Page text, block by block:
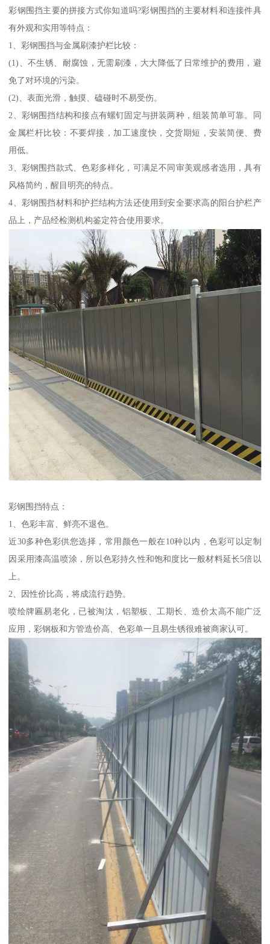
彩钢围挡主要的拼接方式你知道吗?彩钢围挡的主要材料和连接件具
有外观和实用等特点：
1、彩钢围挡与金属刷漆护栏比较：
(1)、不生锈、耐腐蚀，无需刷漆，大大降低了日常维护的费用，避
免了对环境的污染。
(2)、表面光滑，触摸、磕碰时不易受伤。
2、彩钢围挡结构和接点有螺钉固定与拼装两种，组装简单可靠。同
金属栏杆比较：不要焊接，加工速度快，交货期短，安装简便、费
用低。
3、彩钢围挡款式、色彩多样化，可满足不同审美观感者选用，具有
风格简约，醒目明亮的特点。
4、彩钢围挡材料和护拦结构方法还使用到安全要求高的阳台护栏产
品上，产品经检测机构鉴定符合使用要求。
彩钢围挡特点：
1、色彩丰富、鲜亮不退色。
近30多种色彩供您选择，常用颜色一般在10种以内，色彩可以定制
因采用漆高温喷涂，所以色彩持久性和饱和度比一般材料延长5倍以
上。
2、因性价比高，将成流行趋势。
喷绘牌匾易老化，已被淘汰，铝塑板、工期长、造价太高不能广泛
应用，彩钢板和方管造价高、色彩单一且易生锈很难被商家认可。